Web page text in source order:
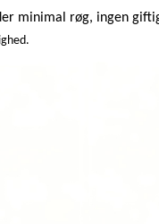
minimal røg, ingen